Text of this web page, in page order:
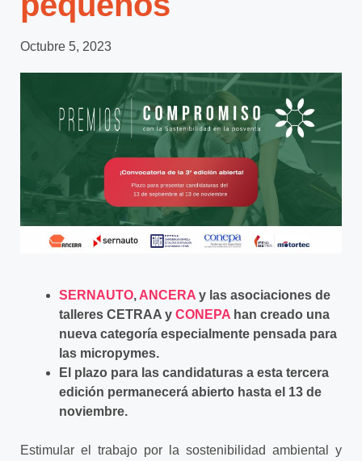
Octubre 5, 2023
SERNAUTO, ANCERA y las asociaciones de
talleres CETRAA y CONEPA han creado una
nueva categoría especialmente pensada para
las micropymes.
El plazo para las candidaturas a esta tercera
edición permanecerá abierto hasta el 13 de
noviembre.
Estimular el trabajo por la sostenibilidad ambiental y